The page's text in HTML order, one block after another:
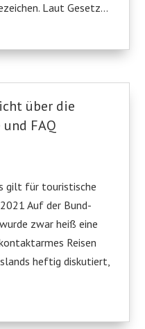
Laut Gesetz...
über die
FAQ
gilt für touristische
Auf der Bund-
zwar heiß eine
Reisen
heftig diskutiert,